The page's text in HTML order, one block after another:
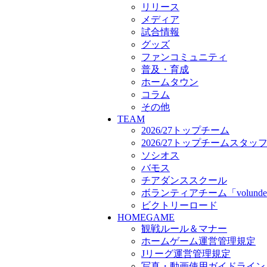
ボランティアチーム「
ビクトリーロード
HOMEGAME
観戦ルール＆マナー
ホームゲーム運営管理規定
Jリーグ運営管理規定
写真・動画使用ガイドライン
ロートフィールド奈良
SCHEDULE
2026/27
練習見学時のファンサービス
TICKET
奈良クラブ明治安田J3リーグ
奈良クラブ明治安田Ｊ3リー
観戦ルール＆マナー
FANCOMMUNITY
2026/27ファンコミュニティ
サポートショップ
GOODS
オフィシャルストア（実店舗
オンラインストア
ACADEMY
リリース
メディア
試合情報
グッズ
ファンコミュニティ
普及・育成
ホームタウン
コラム
その他
TEAM
2026/27トップチーム
2026/27トップチームスタッフ
ソシオス
バモス
チアダンススクール
ボランティアチーム「
ビクトリーロード
HOMEGAME
観戦ルール＆マナー
ホームゲーム運営管理規定
Jリーグ運営管理規定